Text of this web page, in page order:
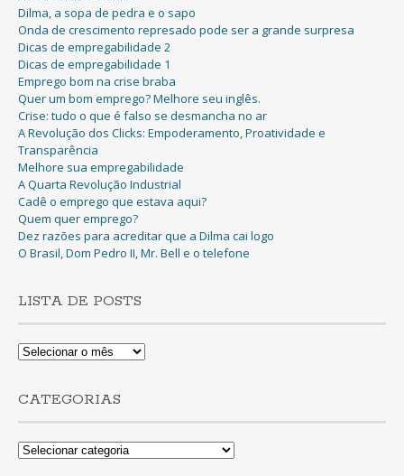
Dilma, a sopa de pedra e o sapo
Onda de crescimento represado pode ser a grande surpresa
Dicas de empregabilidade 2
Dicas de empregabilidade 1
Emprego bom na crise braba
Quer um bom emprego? Melhore seu inglês.
Crise: tudo o que é falso se desmancha no ar
A Revolução dos Clicks: Empoderamento, Proatividade e
Transparência
Melhore sua empregabilidade
A Quarta Revolução Industrial
Cadê o emprego que estava aqui?
Quem quer emprego?
Dez razões para acreditar que a Dilma cai logo
O Brasil, Dom Pedro II, Mr. Bell e o telefone
LISTA DE POSTS
Lista
CATEGORIAS
Categorias